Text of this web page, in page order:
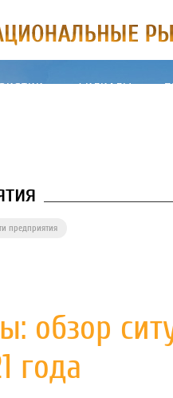
ФИЛИАЛЫ
предприятия
обзор
года